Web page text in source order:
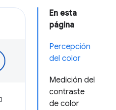
En esta
página
Percepción
del color
Medición del
contraste
de color